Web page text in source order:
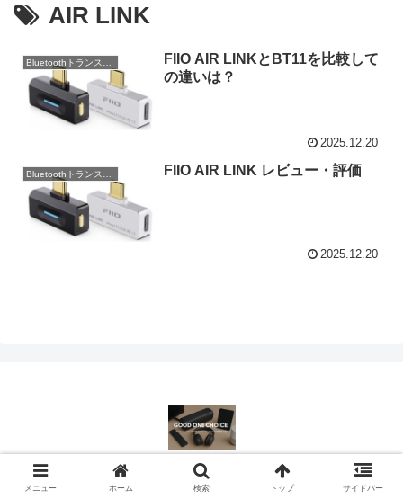
AIR LINK
FIIO AIR LINKとBT11を比較して
の違いは？
2025.12.20
FIIO AIR LINK レビュー・評価
2025.12.20
© 2023-2026 ミニマムオーディオの楽園.
メニュー ホーム 検索 トップ サイドバー